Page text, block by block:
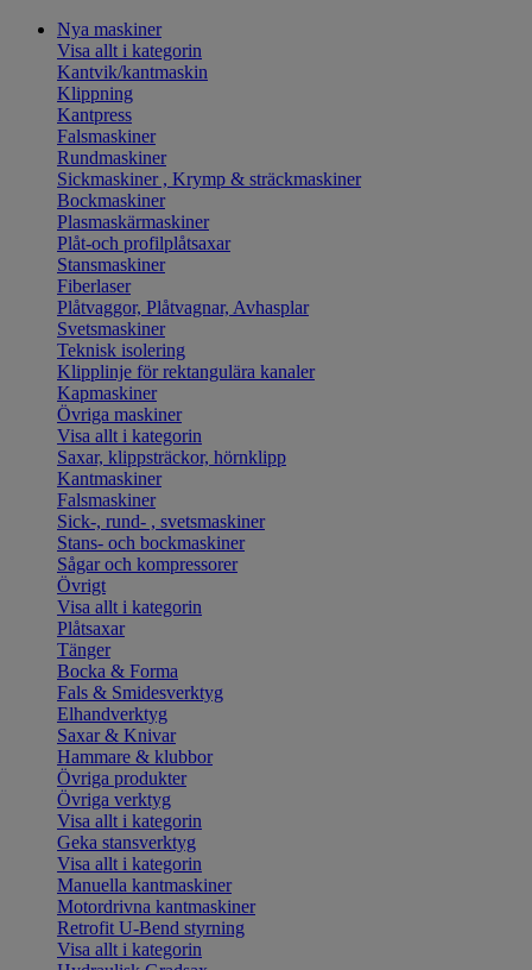
Nya maskiner
Visa allt i kategorin
Kantvik/kantmaskin
Klippning
Kantpress
Falsmaskiner
Rundmaskiner
Sickmaskiner , Krymp & sträckmaskiner
Bockmaskiner
Plasmaskärmaskiner
Plåt-och profilplåtsaxar
Stansmaskiner
Fiberlaser
Plåtvaggor, Plåtvagnar, Avhasplar
Svetsmaskiner
Teknisk isolering
Klipplinje för rektangulära kanaler
Kapmaskiner
Övriga maskiner
Visa allt i kategorin
Saxar, klippsträckor, hörnklipp
Kantmaskiner
Falsmaskiner
Sick-, rund- , svetsmaskiner
Stans- och bockmaskiner
Sågar och kompressorer
Övrigt
Visa allt i kategorin
Plåtsaxar
Tänger
Bocka & Forma
Fals & Smidesverktyg
Elhandverktyg
Saxar & Knivar
Hammare & klubbor
Övriga produkter
Övriga verktyg
Visa allt i kategorin
Geka stansverktyg
Visa allt i kategorin
Manuella kantmaskiner
Motordrivna kantmaskiner
Retrofit U-Bend styrning
Visa allt i kategorin